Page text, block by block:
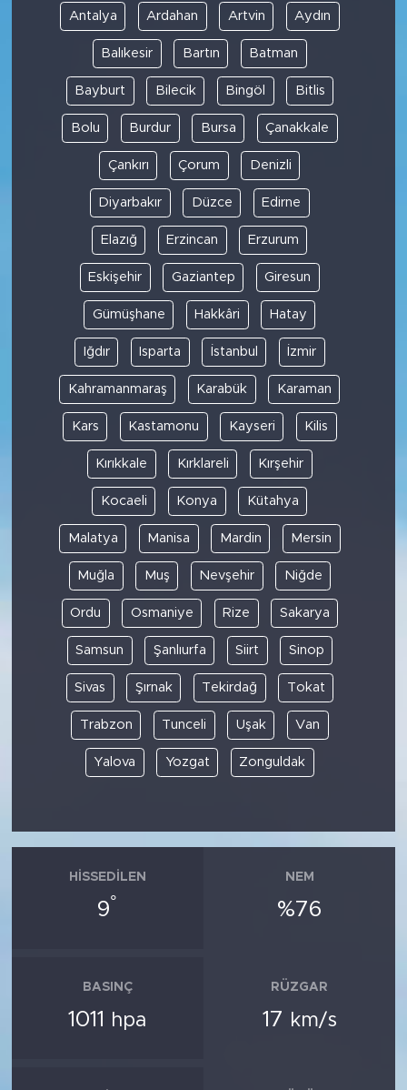
Antalya Ardahan Artvin Aydın
Balıkesir Bartın Batman
Bayburt Bilecik Bingöl Bitlis
Bolu Burdur Bursa Çanakkale
Çankırı Çorum Denizli
Diyarbakır Düzce Edirne
Elazığ Erzincan Erzurum
Eskişehir Gaziantep Giresun
Gümüşhane Hakkâri Hatay
Iğdır Isparta İstanbul İzmir
Kahramanmaraş Karabük Karaman
Kars Kastamonu Kayseri Kilis
Kırıkkale Kırklareli Kırşehir
Kocaeli Konya Kütahya
Malatya Manisa Mardin Mersin
Muğla Muş Nevşehir Niğde
Ordu Osmaniye Rize Sakarya
Samsun Şanlıurfa Siirt Sinop
Sivas Şırnak Tekirdağ Tokat
Trabzon Tunceli Uşak Van
Yalova Yozgat Zonguldak
HISSEDILEN
9°
NEM
%76
BASINÇ
1011 hpa
RÜZGAR
17 km/s